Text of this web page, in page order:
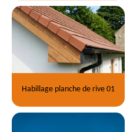
Habillage planche de rive 01